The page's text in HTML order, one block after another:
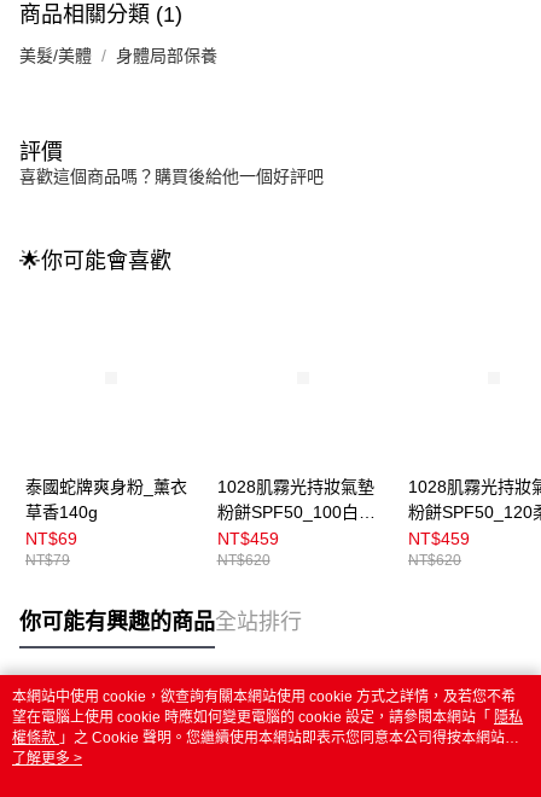
商品相關分類 (1)
美髮/美體 身體局部保養
評價
喜歡這個商品嗎？購買後給他一個好評吧
🌟你可能會喜歡
泰國蛇牌爽身粉_薰衣
草香140g
NT$69
NT$79
1028肌霧光持妝氣墊
粉餅SPF50_100白皙
15g
NT$459
NT$620
1028肌霧光持妝
粉餅SPF50_120
15g
NT$459
NT$620
你可能有興趣的商品全站排行
熱門標籤
本網站中使用 cookie，欲查詢有關本網站使用 cookie 方式之詳情，及若您不希
望在電腦上使用 cookie 時應如何變更電腦的 cookie 設定，請參閱本網站「 隱私
權條款 」之 Cookie 聲明。您繼續使用本網站即表示您同意本公司得按本網站使
用條款之 Cookie 聲明使用 cookie。
了解更多 >